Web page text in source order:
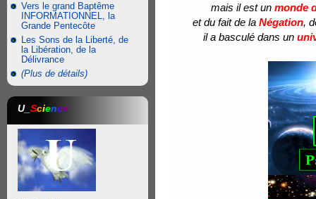
Vers le grand Baptême
INFORMATIONNEL, la
Grande Pentecôte
Les Sons de la Liberté, de
la Libération, de la
Délivrance
(Plus de détails)
U_ Science
mais il est un monde
et du fait de la Négation,
il a basculé dans un